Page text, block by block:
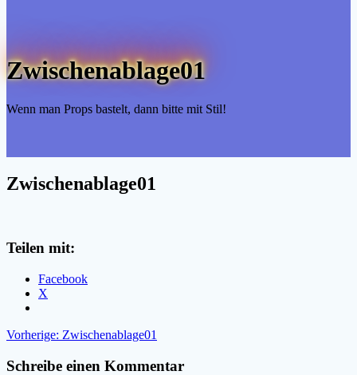
Zwischenablage01
Wenn man Props bastelt, dann bitte mit Stil!
Zwischenablage01
Teilen mit:
Facebook
X
Beitragsnavigation
Vorherige: Vorheriger
Zwischenablage01
Schreibe einen Kommentar